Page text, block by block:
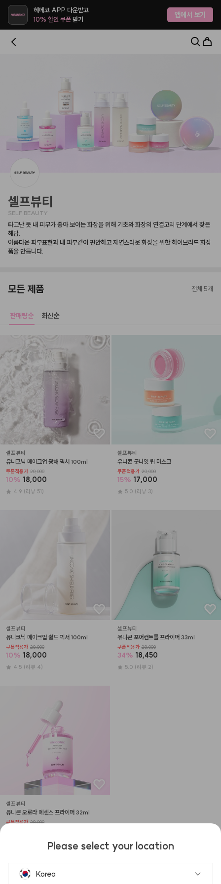
헤메코 APP 다운받고
10% 할인 쿠폰받기 앱에서 보기
셀프뷰티
SELF BEAUTY
타고난 듯 내 피부가 좋아 보이는 화장을 위해 기초와 화장의 연결고리 단계에서 찾은
해답.
아름다운 피부표현과 내 피부같이 편안하고 자연스러운 화장을 위한 하이브리드 화장
품을 만듭니다.
모든 제품 전체 5개
판매량순 최신순
셀프뷰티
유니코닉 메이크업 광채 픽서 100ml
쿠폰적용가 20,000
10% 18,000
4.9 (리뷰 51)
셀프뷰티
유니콘 굿나잇 립 마스크
쿠폰적용가 20,000
15% 17,000
5.0 (리뷰 3)
셀프뷰티
유니코닉 메이크업 쉴드 픽서 100ml
쿠폰적용가 20,000
10% 18,000
4.5 (리뷰 4)
셀프뷰티
유니콘 포어컨트롤 프라이머 33ml
쿠폰적용가 28,000
34% 18,450
5.0 (리뷰 2)
셀프뷰티
유니콘 오로라 에센스 프라이머 32ml
쿠폰적용가 28,000
Please select your location
Korea
헤메코랩 - 하나만 사도 어디로든 무료배송